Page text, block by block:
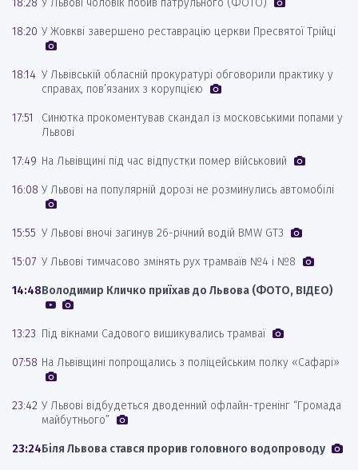
18:28 У Львові чоловік побив патрульного (ФОТО)
18:20 У Жовкві завершено реставрацію церкви Пресвятої Трійці
18:14 У Львівській обласній прокуратурі обговорили практику у
справах, пов’язаних з корупцією
17:51
Синютка прокоментував скандал із московськими попами у
Львові
17:49 На Львівщині під час відпустки помер військовий
16:08 У Львові на популярній дорозі не розминулись автомобілі
15:55 У Львові вночі загинув 26-річний водій BMW GT3
15:07 У Львові тимчасово змінять рух трамваїв №4 і №8
14:48Володимир Кличко приїхав до Львова (ФОТО, ВІДЕО)
13:23 Під вікнами Садового вишикувались трамваї
07:58 На Львівщині попрощались з поліцейським полку «Сафарі»
23:42 У Львові відбудеться дводенний офлайн-тренінг “Громада
майбутнього”
23:24Біля Львова стався прорив головного водопроводу